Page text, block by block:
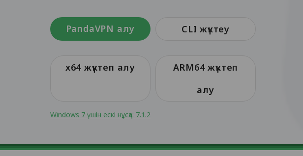
PandaVPN алу CLI жүктеу
x64 жүктеп алу
ARM64 жүктеп
алу
Windows 7 үшін ескі нұсқа: 7.1.2